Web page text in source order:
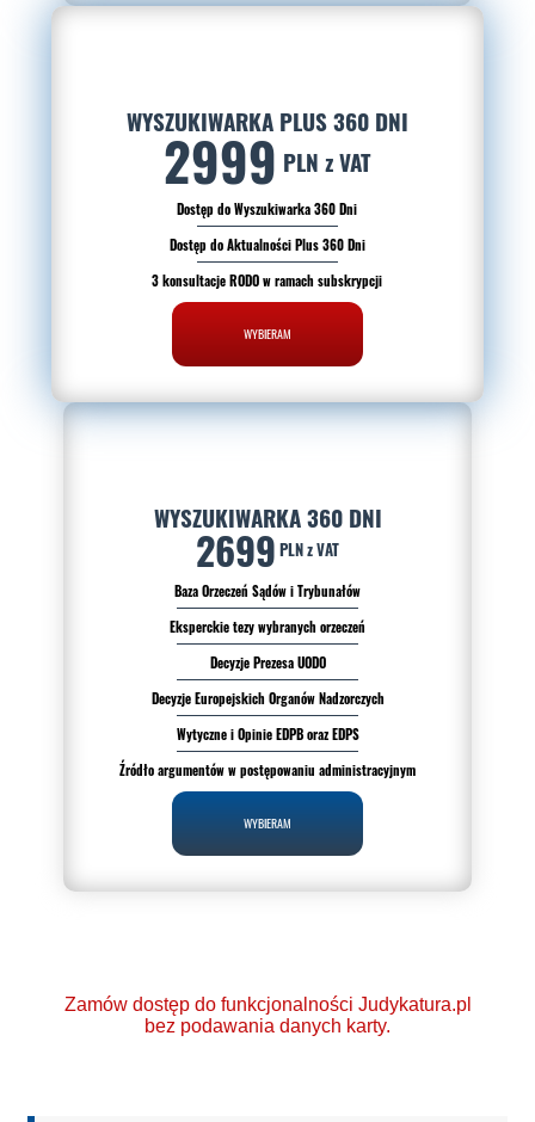
WYSZUKIWARKA PLUS 360 DNI
2999 PLN z VAT
Dostęp do Wyszukiwarka 360 Dni
Dostęp do Aktualności Plus 360 Dni
3 konsultacje RODO w ramach subskrypcji
WYBIERAM
WYSZUKIWARKA 360 DNI
2699 PLN z VAT
Baza Orzeczeń Sądów i Trybunałów
Eksperckie tezy wybranych orzeczeń
Decyzje Prezesa UODO
Decyzje Europejskich Organów Nadzorczych
Wytyczne i Opinie EDPB oraz EDPS
Źródło argumentów w postępowaniu administracyjnym
WYBIERAM
Zamów dostęp do funkcjonalności Judykatura.pl
bez podawania danych karty.